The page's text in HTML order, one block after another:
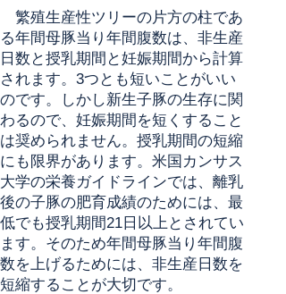
繁殖生産性ツリーの片方の柱であ
る年間母豚当り年間腹数は、非生産
日数と授乳期間と妊娠期間から計算
されます。3つとも短いことがいい
のです。しかし新生子豚の生存に関
わるので、妊娠期間を短くすること
は奨められません。授乳期間の短縮
にも限界があります。米国カンサス
大学の栄養ガイドラインでは、離乳
後の子豚の肥育成績のためには、最
低でも授乳期間21日以上とされてい
ます。そのため年間母豚当り年間腹
数を上げるためには、非生産日数を
短縮することが大切です。